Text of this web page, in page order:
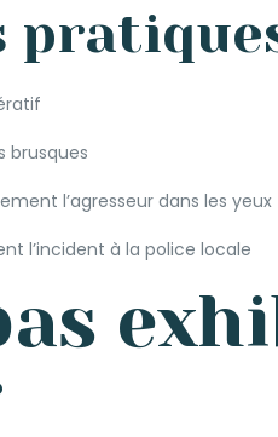
brusques
l’agresseur dans les yeux
l’incident à la police locale